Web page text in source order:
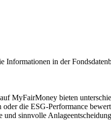
Informationen in der
MyFairMoney bieten
oder die ESG-Performance
und sinnvolle